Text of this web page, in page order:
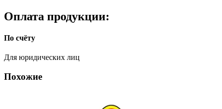
Оплата продукции:
По счёту
Для юридических лиц
Похожие